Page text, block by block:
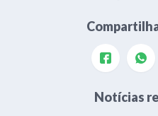
Notícias